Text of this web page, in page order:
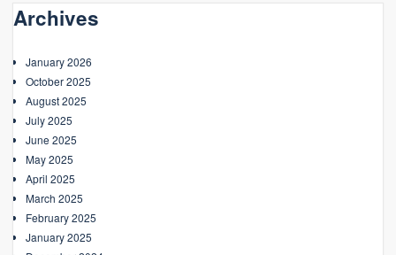
Archives
January 2026
October 2025
August 2025
July 2025
June 2025
May 2025
April 2025
March 2025
February 2025
January 2025